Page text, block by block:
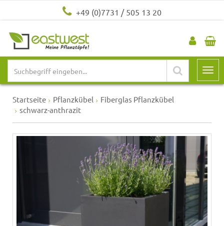
+49 (0)7731 / 505 13 20
Startseite Pflanzkübel
Fiberglas Pflanzkübel
schwarz-anthrazit